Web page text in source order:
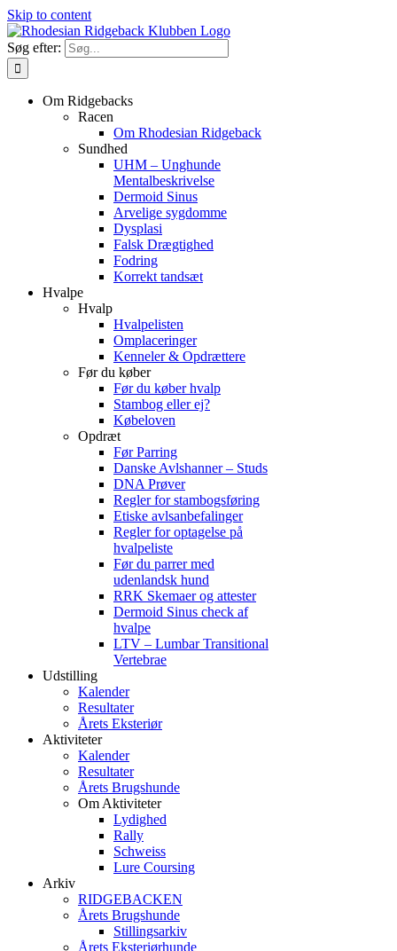
Skip to content
Søg efter:
Om Ridgebacks
Racen
Om Rhodesian Ridgeback
Sundhed
UHM – Unghunde
Mentalbeskrivelse
Dermoid Sinus
Arvelige sygdomme
Dysplasi
Falsk Drægtighed
Fodring
Korrekt tandsæt
Hvalpe
Hvalp
Hvalpelisten
Omplaceringer
Kenneler & Opdrættere
Før du køber
Før du køber hvalp
Stambog eller ej?
Købeloven
Opdræt
Før Parring
Danske Avlshanner – Studs
DNA Prøver
Regler for stambogsføring
Etiske avlsanbefalinger
Regler for optagelse på
hvalpeliste
Før du parrer med
udenlandsk hund
RRK Skemaer og attester
Dermoid Sinus check af
hvalpe
LTV – Lumbar Transitional
Vertebrae
Udstilling
Kalender
Resultater
Årets Eksteriør
Aktiviteter
Kalender
Resultater
Årets Brugshunde
Om Aktiviteter
Lydighed
Rally
Schweiss
Lure Coursing
Arkiv
RIDGEBACKEN
Årets Brugshunde
Stillingsarkiv
Årets Eksteriørhunde